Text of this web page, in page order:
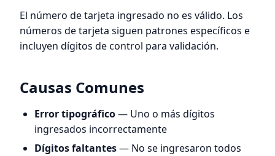
El número de tarjeta ingresado no es válido. Los
números de tarjeta siguen patrones específicos e
incluyen dígitos de control para validación.
Causas Comunes
Error tipográfico— Uno o más dígitos
ingresados incorrectamente
Dígitos faltantes— No se ingresaron todos